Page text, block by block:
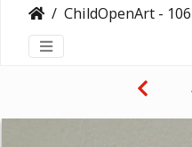
ChildOpenArt - 106